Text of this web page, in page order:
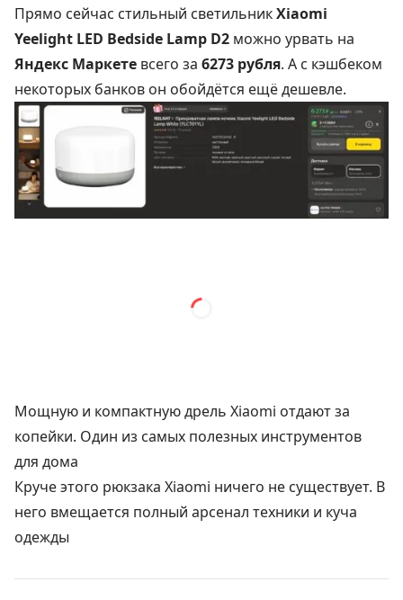
Прямо сейчас стильный светильникXiaomi
Yeelight LED Bedside Lamp D2 можно урвать на
Яндекс Маркете всего за 6273 рубля. А с кэшбеком
некоторых банков он обойдётся ещё дешевле.
Мощную и компактную дрель Xiaomi отдают за
копейки. Один из самых полезных инструментов
для дома
Круче этого рюкзака Xiaomi ничего не существует. В
него вмещается полный арсенал техники и куча
одежды